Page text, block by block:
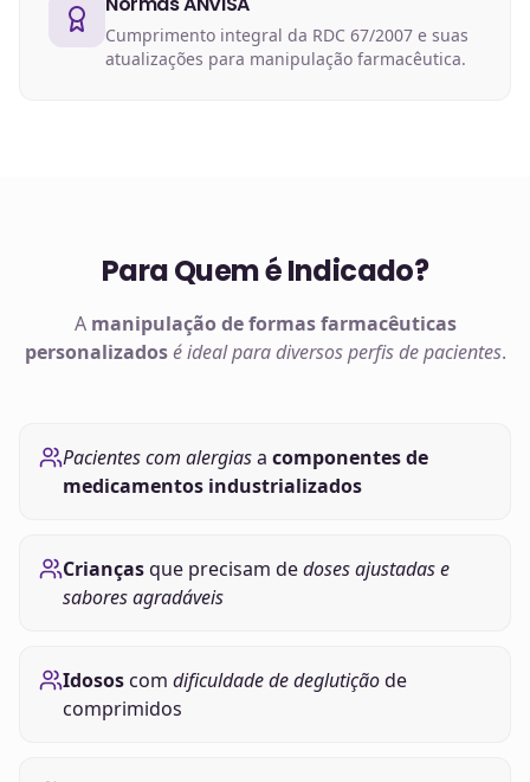
Cumprimento integral da RDC 67/2007 e suas
atualizações para manipulação farmacêutica.
Para Quem é Indicado?
A manipulação deformas farmacêuticas
personalizados é ideal para diversos perfis de pacientes.
Pacientes com alergiasa componentes de
medicamentos industrializados
Criançasque precisam dedoses ajustadas e
sabores agradáveis
Idososcom dificuldade de deglutiçãode
comprimidos